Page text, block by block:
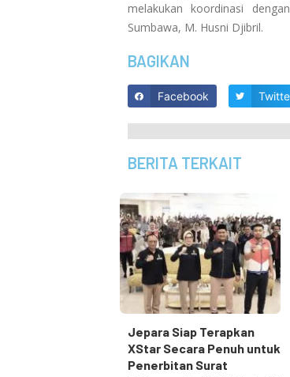
melakukan koordinasi
Sumbawa, M. Husni Djibril.
BAGIKAN
Facebook
BERITA TERKAIT
Jepara Siap Terapkan
XStar Secara Penuh untuk
Penerbitan Surat